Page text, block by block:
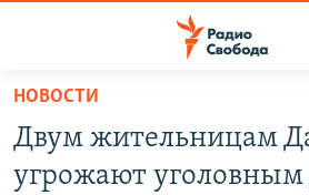
упрощенного
доступа
ПОДКАСТЫ
НОВОСТИ
Двум жительницам
угрожают уголовным